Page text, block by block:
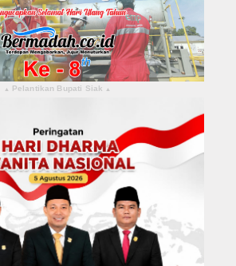
▴ Pelantikan Bupati Siak ▴